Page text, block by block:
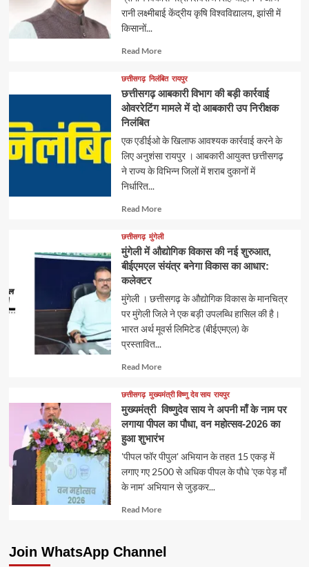
रानी लक्ष्मीबाई केंद्रीय कृषि विश्वविद्यालय, झांसी में
किसानों...
Read MoreRead
about
छत्तीसगढ़ निलंबित रायपुर
छत्तीसगढ़ आबकारी विभाग की बड़ी कार्रवाई
ओवररेटिंग मामले में दो आबकारी उप निरीक्षक
निलंबित
एक एडीईओ के खिलाफ आवश्यक कार्रवाई करने के
लिए अनुशंसा रायपुर । आबकारी आयुक्त छत्तीसगढ़
ने राज्य के विभिन्न जिलों में शराब दुकानों में
निर्धारित...
Read MoreRead
about
छत्तीसगढ़ मुंगेली
मुंगेली में औद्योगिक विकास की नई शुरुआत,
बीईएमएल संयंत्र बनेगा विकास का आधार:
कलेक्टर
मुंगेली । छत्तीसगढ़ के औद्योगिक विकास के मानचित्र
पर मुंगेली जिले ने एक बड़ी उपलब्धि हासिल की है।
भारत अर्थ मूवर्स लिमिटेड (बीईएमएल) के
प्रस्तावित...
Read MoreRead
about
छत्तीसगढ़ मुख्यमंत्री विष्णु देव साय रायपुर
मुख्यमंत्री विष्णुदेव साय ने अपनी माँ के नाम पर
लगाया पीपल का पौधा, वन महोत्सव-2026 का
हुआ शुभारंभ
'पीपल फॉर पीपुल' अभियान के तहत 15 एकड़ में
लगाए गए 2500 से अधिक पीपल के पौधे 'एक पेड़ माँ
के नाम' अभियान से जुड़कर...
Read MoreRead
Join WhatsApp Channel